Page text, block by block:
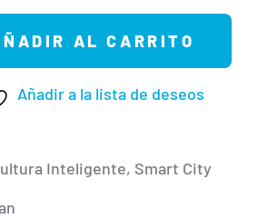
AL CARRITO
Añadir a la lista de deseos
Inteligente, Smart City